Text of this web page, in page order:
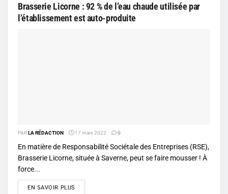
Brasserie Licorne : 92 % de l’eau chaude utilisée par
l’établissement est auto-produite
PARLA RÉDACTION 17 mars 2022 0
En matière de Responsabilité Sociétale des Entreprises (RSE),
Brasserie Licorne, située à Saverne, peut se faire mousser ! À
force...
EN SAVOIR PLUS